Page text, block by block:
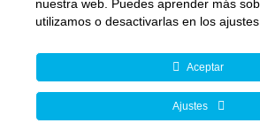
Aviso Legal – Política de Privacidad–
Formulario de Desistimiento
© Copyright 2026 Next Educación, S.L.
Todos los derechos reservados | C/
nuestra web. Puedes aprender más
utilizamos o desactivarlas en los ajustes
Aceptar
Ajustes